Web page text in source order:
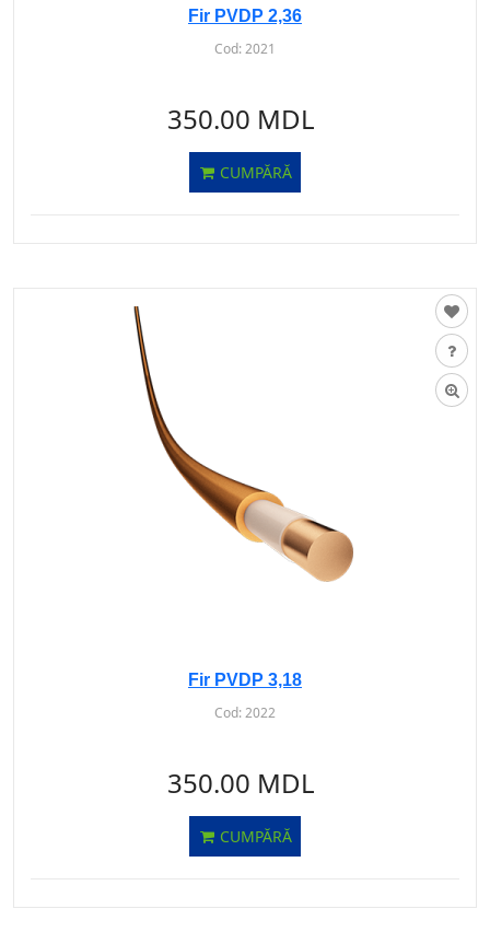
Fir PVDP 2,36
Cod:2021
350.00 MDL
CUMPĂRĂ
Fir PVDP 3,18
Cod:2022
350.00 MDL
CUMPĂRĂ